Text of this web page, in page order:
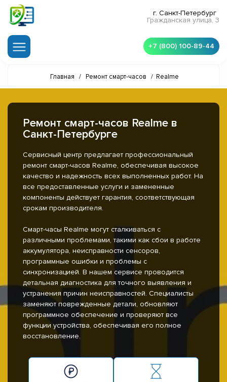
г. Санкт-Петербург
Гражданская улица, 3
+7 (800) 100-89-44
Главная / Ремонт смарт-часов / Realme
Ремонт смарт-часов Realme в
Санкт-Петербурге
Сервисный центр предлагает профессиональный
ремонт смарт-часов Realme, обеспечивая высокое
качество и надежность всех выполненных работ. На
все предоставленные услуги и замененные
компоненты действует гарантия, соответствующая
срокам производителя.
Смарт-часы Realme могут сталкиваться с
различными проблемами, такими как сбои в работе
аккумулятора, неисправности сенсоров,
программные ошибки и проблемы с
синхронизацией. В нашем сервисе проводится
детальная диагностика для точного выявления и
устранения причин неисправностей. Специалисты
заменяют поврежденные детали, обновляют
программное обеспечение и проверяют все
функции устройства, обеспечивая его полное
восстановление.